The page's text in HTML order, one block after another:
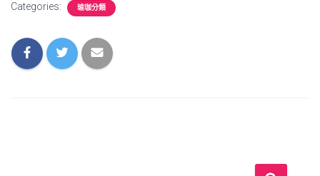
Categories: 瑜珈分類